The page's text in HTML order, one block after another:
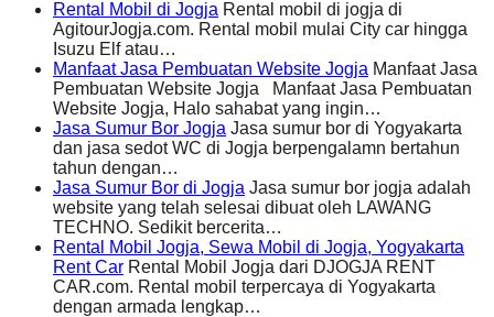
Rental Mobil di Jogja Rental mobil di jogja di
AgitourJogja.com. Rental mobil mulai City car hingga
Isuzu Elf atau…
Manfaat Jasa Pembuatan Website Jogja Manfaat Jasa
Pembuatan Website Jogja Manfaat Jasa Pembuatan
Website Jogja, Halo sahabat yang ingin…
Jasa Sumur Bor Jogja Jasa sumur bor di Yogyakarta
dan jasa sedot WC di Jogja berpengalamn bertahun
tahun dengan…
Jasa Sumur Bor di Jogja Jasa sumur bor jogja adalah
website yang telah selesai dibuat oleh LAWANG
TECHNO. Sedikit bercerita…
Rental Mobil Jogja, Sewa Mobil di Jogja, Yogyakarta
Rent Car Rental Mobil Jogja dari DJOGJA RENT
CAR.com. Rental mobil terpercaya di Yogyakarta
dengan armada lengkap…